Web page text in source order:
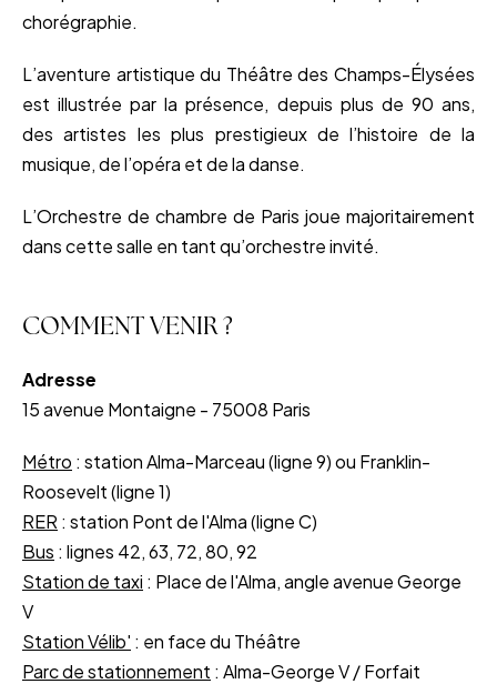
chorégraphie.
L’aventure artistique du Théâtre des Champs-Élysées
est illustrée par la présence, depuis plus de 90 ans,
des artistes les plus prestigieux de l’histoire de la
musique, de l’opéra et de la danse.
L’Orchestre de chambre de Paris joue majoritairement
dans cette salle en tant qu’orchestre invité.
COMMENT VENIR ?
Adresse
15 avenue Montaigne - 75008 Paris
Métro : station Alma-Marceau (ligne 9) ou Franklin-
Roosevelt (ligne 1)
RER : station Pont de l'Alma (ligne C)
Bus : lignes 42, 63, 72, 80, 92
Station de taxi : Place de l'Alma, angle avenue George
V
Station Vélib' : en face du Théâtre
Parc de stationnement : Alma-George V / Forfait